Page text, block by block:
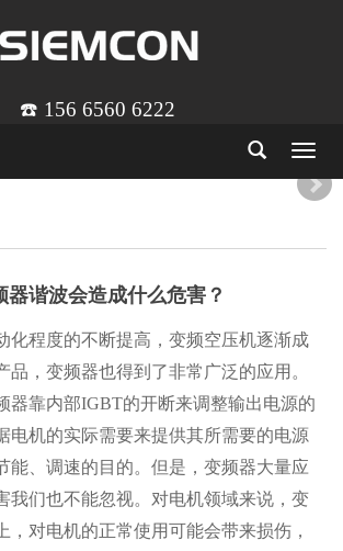
☎️ 156 6560 6222
Toggle
器谐波会造成什么危害？
程度的不断提高，变频空压机逐渐成
品，变频器也得到了非常广泛的应用。
器靠内部IGBT的开断来调整输出电源的
电机的实际需要来提供其所需要的电源
能、调速的目的。但是，变频器大量应
我们也不能忽视。对电机领域来说，变
，对电机的正常使用可能会带来损伤，